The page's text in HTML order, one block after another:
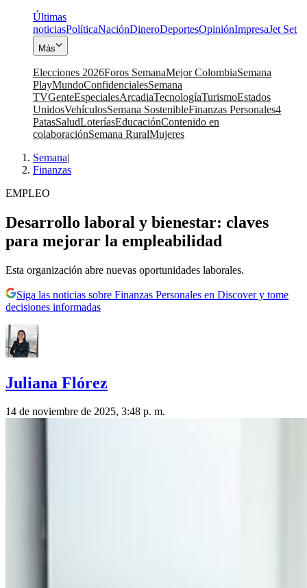
Últimas
noticiasPolíticaNaciónDineroDeportesOpiniónImpresaJet Set
Más
Elecciones 2026Foros SemanaMejor ColombiaSemana
PlayMundoConfidencialesSemana
TVGenteEspecialesArcadiaTecnologíaTurismoEstados
UnidosVehículosSemana SostenibleFinanzas Personales4
PatasSaludLoteríasEducaciónContenido en
colaboraciónSemana RuralMujeres
Semana|
Finanzas
EMPLEO
Desarrollo laboral y bienestar: claves
para mejorar la empleabilidad
Esta organización abre nuevas oportunidades laborales.
Siga las noticias sobre Finanzas Personales en Discover y tome
decisiones informadas
Juliana Flórez
14 de noviembre de 2025, 3:48 p. m.